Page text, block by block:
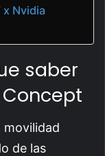
Nvidia
saber
Concept
movilidad
de las